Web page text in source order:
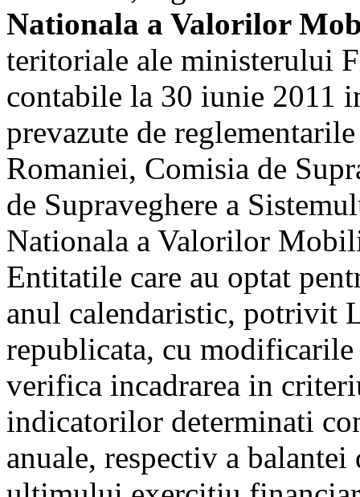
Nationala a Valorilor
teritoriale ale ministerului
contabile la 30 iunie 2011
prevazute de
Romaniei, Comisia de
de Supraveghere a
Nationala a Valorilor
Entitatile care au optat
anul calendaristic, potrivit
republicata, cu
verifica incadrarea in
indicatorilor determinati
anuale, respectiv a